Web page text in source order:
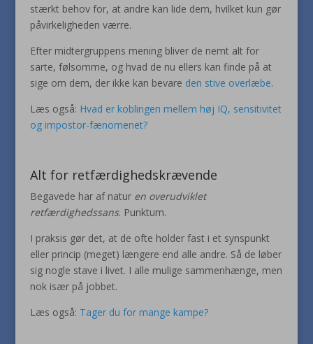
stærkt behov for, at andre kan lide dem, hvilket kun gør
påvirkeligheden værre.
Efter midtergruppens mening bliver de nemt alt for
sarte, følsomme, og hvad de nu ellers kan finde på at
sige om dem, der ikke kan bevare den stive overlæbe.
Læs også: Hvad er koblingen mellem høj IQ, sensitivitet
og impostor-fænomenet?
Alt for retfærdighedskrævende
Begavede har af natur en overudviklet
retfærdighedssans. Punktum.
I praksis gør det, at de ofte holder fast i et synspunkt
eller princip (meget) længere end alle andre. Så de løber
sig nogle stave i livet. I alle mulige sammenhænge, men
nok især på jobbet.
Læs også: Tager du for mange kampe?